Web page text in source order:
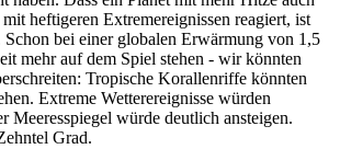
heftigeren Extremereignissen reagiert, ist
Schon bei einer globalen Erwärmung von 1,5
mehr auf dem Spiel stehen - wir könnten
Tropische Korallenriffe könnten
Extreme Wetterereignisse würden
Meeresspiegel würde deutlich ansteigen.
Grad.